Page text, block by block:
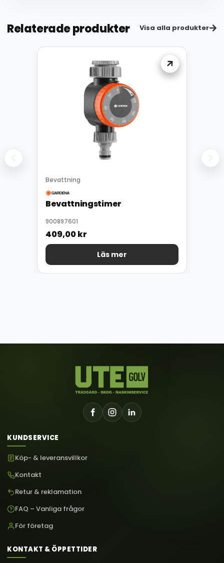
Relaterade produkter Visa alla produkter
Bevattning
Bevattningstimer
900897601
409,00kr
Läs mer
KUNDSERVICE
Köp- & leveransvillkor
Kontakt
Retur & reklamation
FAQ – Vanliga frågor
För företag
KONTAKT & ÖPPETTIDER